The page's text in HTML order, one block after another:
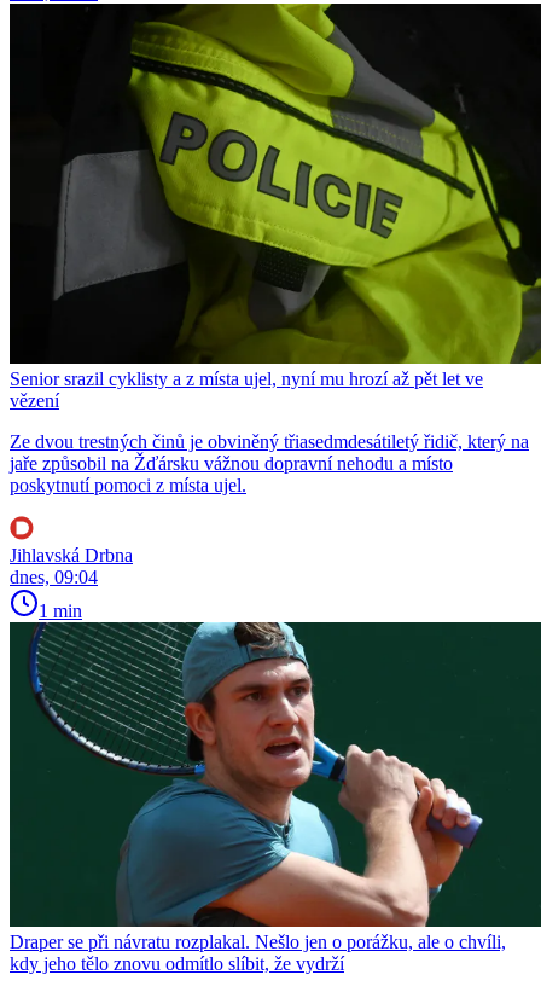
Senior srazil cyklisty a z místa ujel, nyní mu hrozí až pět let ve
vězení
Ze dvou trestných činů je obviněný třiasedmdesátiletý řidič, který na
jaře způsobil na Žďársku vážnou dopravní nehodu a místo
poskytnutí pomoci z místa ujel.
Jihlavská Drbna
dnes, 09:04
1 min
Draper se při návratu rozplakal. Nešlo jen o porážku, ale o chvíli,
kdy jeho tělo znovu odmítlo slíbit, že vydrží